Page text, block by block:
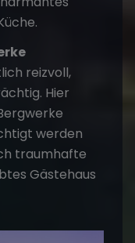
reizvoll,
Hier
werden
traumhafte
Gästehaus